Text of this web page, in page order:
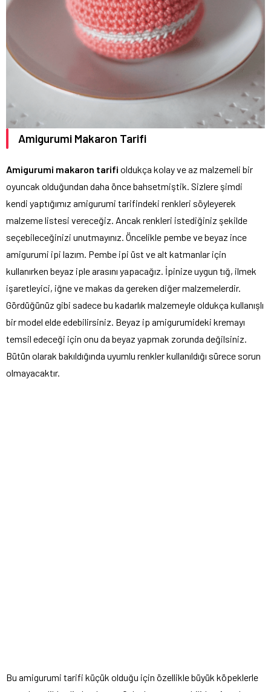
Amigurumi Makaron Tarifi
Amigurumi makaron tarifi oldukça kolay ve az malzemeli bir
oyuncak olduğundan daha önce bahsetmiştik. Sizlere şimdi
kendi yaptığımız amigurumi tarifindeki renkleri söyleyerek
malzeme listesi vereceğiz. Ancak renkleri istediğiniz şekilde
seçebileceğinizi unutmayınız. Öncelikle pembe ve beyaz ince
amigurumi ipi lazım. Pembe ipi üst ve alt katmanlar için
kullanırken beyaz iple arasını yapacağız. İpinize uygun tığ, ilmek
işaretleyici, iğne ve makas da gereken diğer malzemelerdir.
Gördüğünüz gibi sadece bu kadarlık malzemeyle oldukça kullanışlı
bir model elde edebilirsiniz. Beyaz ip amigurumideki kremayı
temsil edeceği için onu da beyaz yapmak zorunda değilsiniz.
Bütün olarak bakıldığında uyumlu renkler kullanıldığı sürece sorun
olmayacaktır.
Bu amigurumi tarifi küçük olduğu için özellikle büyük köpeklerle